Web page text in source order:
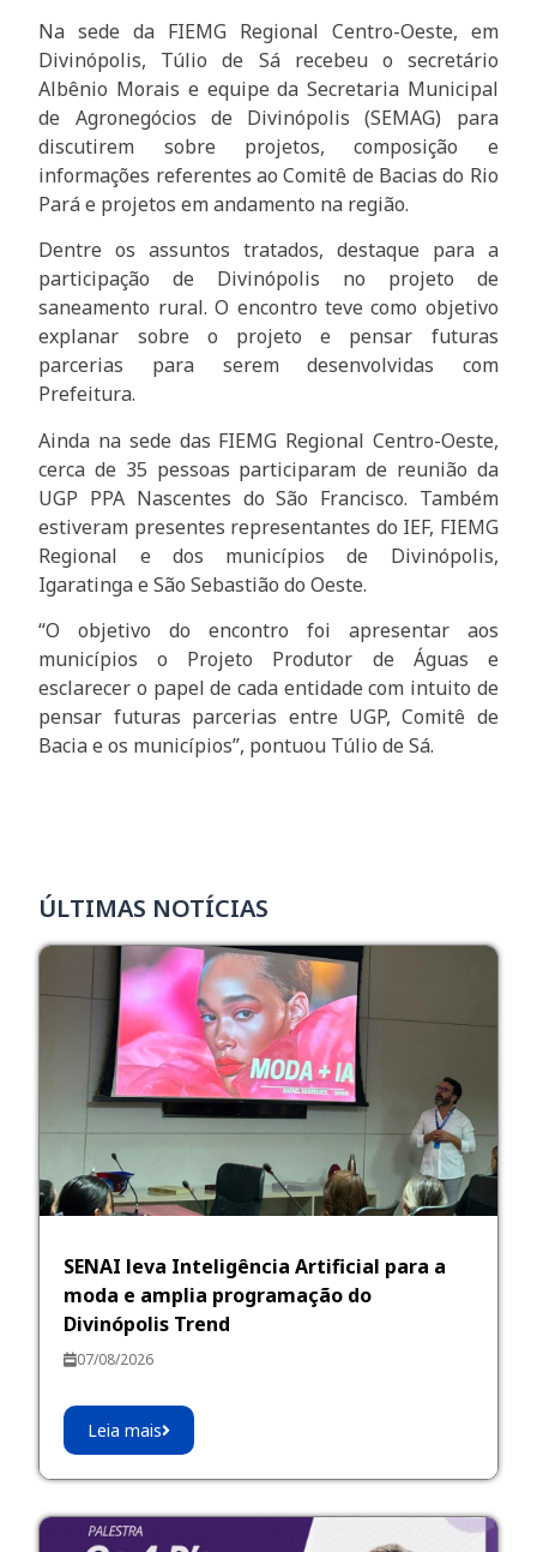
Na sede da FIEMG Regional Centro-Oeste, em
Divinópolis, Túlio de Sá recebeu o secretário
Albênio Morais e equipe da Secretaria Municipal
de Agronegócios de Divinópolis (SEMAG) para
discutirem sobre projetos, composição e
informações referentes ao Comitê de Bacias do Rio
Pará e projetos em andamento na região.
Dentre os assuntos tratados, destaque para a
participação de Divinópolis no projeto de
saneamento rural. O encontro teve como objetivo
explanar sobre o projeto e pensar futuras
parcerias para serem desenvolvidas com
Prefeitura.
Ainda na sede das FIEMG Regional Centro-Oeste,
cerca de 35 pessoas participaram de reunião da
UGP PPA Nascentes do São Francisco. Também
estiveram presentes representantes do IEF, FIEMG
Regional e dos municípios de Divinópolis,
Igaratinga e São Sebastião do Oeste.
“O objetivo do encontro foi apresentar aos
municípios o Projeto Produtor de Águas e
esclarecer o papel de cada entidade com intuito de
pensar futuras parcerias entre UGP, Comitê de
Bacia e os municípios”, pontuou Túlio de Sá.
ÚLTIMAS NOTÍCIAS
SENAI leva Inteligência Artificial para a
moda e amplia programação do
Divinópolis Trend
07/08/2026
Leia mais